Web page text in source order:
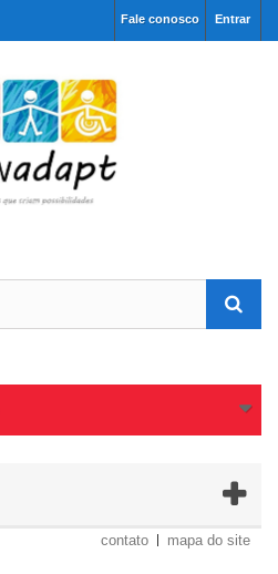
Entrar
Fale conosco
contato mapa do site